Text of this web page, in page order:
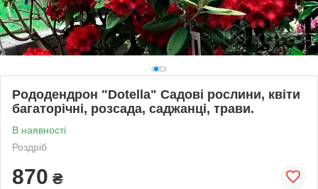
Рододендрон "Dotella" Садові рослини, квіти
багаторічні, розсада, саджанці, трави.
В наявності
Роздріб
870 ₴